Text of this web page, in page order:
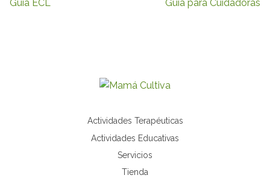
Guía ECL Guía para Cuidadoras
Actividades Terapéuticas
Actividades Educativas
Servicios
Tienda